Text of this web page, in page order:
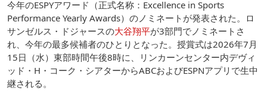
今年のESPYアワード（正式名称：Excellence in Sports
Performance Yearly Awards）のノミネートが発表された。ロ
サンゼルス・ドジャースの大谷翔平が3部門でノミネートさ
れ、今年の最多候補者のひとりとなった。授賞式は2026年7月
15日（水）東部時間午後8時に、リンカーンセンター内デヴィ
ッド・H・コーク・シアターからABCおよびESPNアプリで生中
継される。